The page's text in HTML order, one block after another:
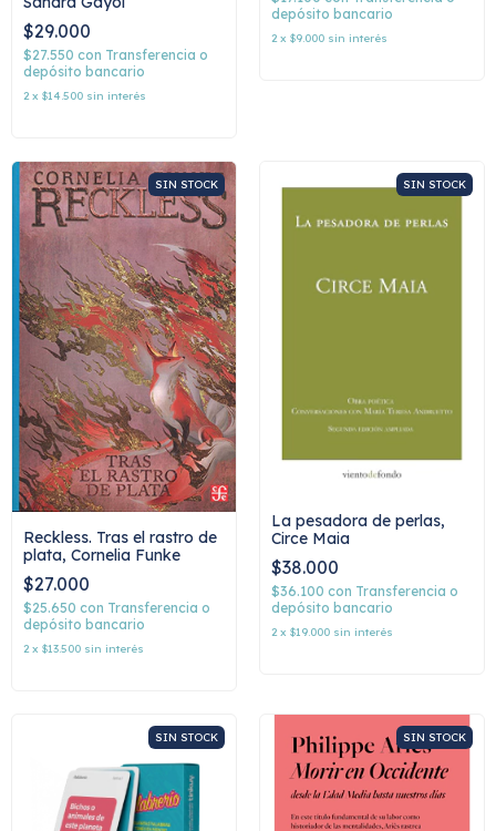
$29.000
$27.550 con Transferencia o
depósito bancario
2 x $14.500 sin interés
depósito bancario
2 x $9.000 sin interés
SIN STOCK
Reckless. Tras el rastro de
plata, Cornelia Funke
$27.000
$25.650 con Transferencia o
depósito bancario
2 x $13.500 sin interés
SIN STOCK
La pesadora de perlas,
Circe Maia
$38.000
$36.100 con Transferencia o
depósito bancario
2 x $19.000 sin interés
SIN STOCK SIN STOCK